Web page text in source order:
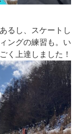
るし、スケートし
ングの練習も。い
く上達しました！